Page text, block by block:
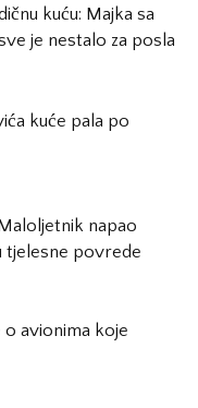
kuću: Majka sa
je nestalo za posla
kuće pala po
napao
tjelesne povrede
o avionima koje